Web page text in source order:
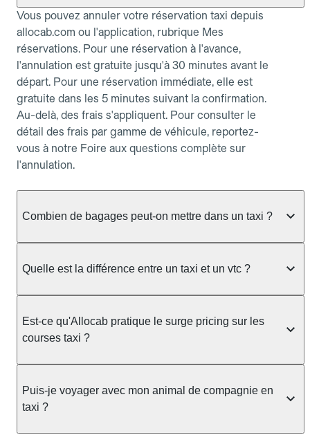
Vous pouvez annuler votre réservation taxi depuis
allocab.com ou l'application, rubrique Mes
réservations. Pour une réservation à l'avance,
l'annulation est gratuite jusqu'à 30 minutes avant le
départ. Pour une réservation immédiate, elle est
gratuite dans les 5 minutes suivant la confirmation.
Au-delà, des frais s'appliquent. Pour consulter le
détail des frais par gamme de véhicule, reportez-
vous à notre Foire aux questions complète sur
l'annulation.
Combien de bagages peut-on mettre dans un taxi ?
taxi berline accueille en général jusqu'à 3 bagages
ou nombreux, précisez-le dans le champ "Message
au chauffeur" lors de la réservation. Le prix n'est
pas impacté par le nombre de bagages.
Quelle est la différence entre un taxi et un vtc ?
prendre en charge directement dans la rue, à une
station ou sur réservation, avec un tarif au
réservation et propose un prix fixe annoncé à
l'avance. Chez Allocab, réservez facilement votre
taxi.
Est-ce qu'Allocab pratique le surge pricing sur les
courses taxi ?
réglementation préfectorale et suit un barème
officiel : il protège des hausses liées à la demande.
Puis-je voyager avec mon animal de compagnie en
taxi ?